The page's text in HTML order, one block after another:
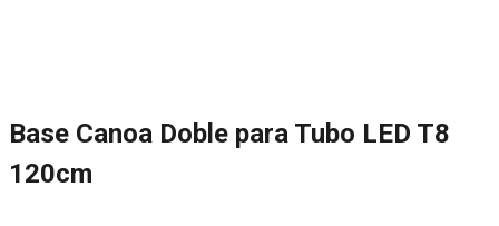
Base Canoa Doble para Tubo LED T8
120cm